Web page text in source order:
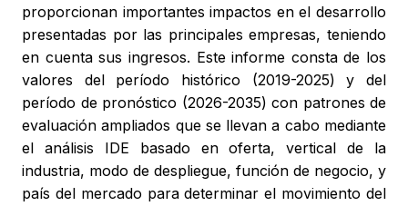
proporcionan importantes impactos en el desarrollo
presentadas por las principales empresas, teniendo
en cuenta sus ingresos. Este informe consta de los
valores del período histórico (2019-2025) y del
período de pronóstico (2026-2035) con patrones de
evaluación ampliados que se llevan a cabo mediante
el análisis IDE basado en oferta, vertical de la
industria, modo de despliegue, función de negocio, y
país del mercado para determinar el movimiento del